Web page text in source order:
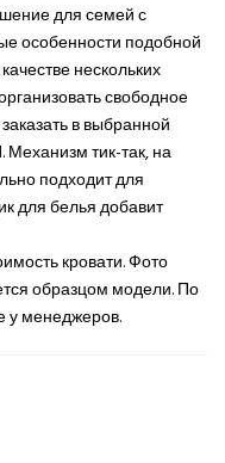
для семей с
особенности подобной
нескольких
свободное
в выбранной
тик-так, на
подходит для
для белья добавит
кровати. Фото
образцом модели. По
у менеджеров.